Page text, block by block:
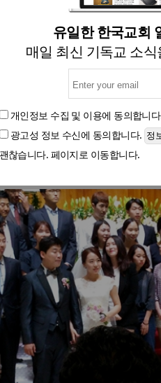
유일한 한국교회
매일 최신 기독교 소
개인정보 수집 및 이용에 동의합니
광고성 정보 수신에 동의합니다.
괜찮습니다. 페이지로 이동합니다.
의 촌철活인]